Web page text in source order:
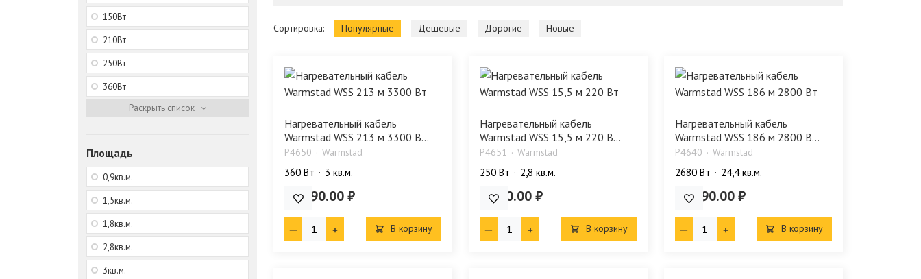
150Bт
210Bт
250Bт
360Bт
Площадь
0,9кв.м.
1,5кв.м.
1,8кв.м.
2,8кв.м.
3кв.м.
Сортировка: Популярные Дешевые Дорогие Новые
Нагревательный кабель
Warmstad WSS 213 м 3300 В...
P4650 Warmstad
360 Bт 3 кв.м.
32 690.00 ₽
В корзину
Нагревательный кабель
Warmstad WSS 15,5 м 220 В...
P4651 Warmstad
250 Bт 2,8 кв.м.
3 090.00 ₽
В корзину
Нагревательный кабель
Warmstad WSS 186 м 2800 В...
P4640 Warmstad
2680 Bт 24,4 кв.м.
29 390.00 ₽
В корзину